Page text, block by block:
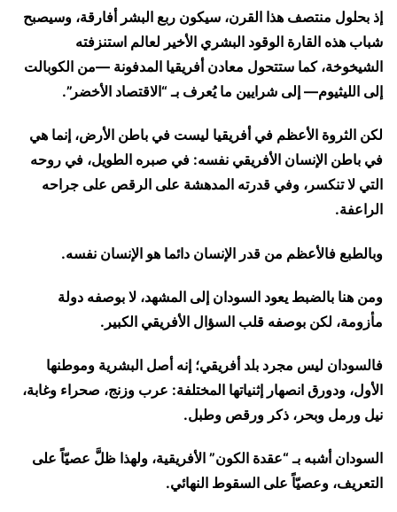
إذ بحلول منتصف هذا القرن، سيكون ربع البشر أفارقة، وسيصبح
شباب هذه القارة الوقود البشري الأخير لعالم استنزفته
الشيخوخة، كما ستتحول معادن أفريقيا المدفونة —من الكوبالت
إلى الليثيوم— إلى شرايين ما يُعرف بـ “الاقتصاد الأخضر”.
لكن الثروة الأعظم في أفريقيا ليست في باطن الأرض، إنما هي
في باطن الإنسان الأفريقي نفسه: في صبره الطويل، في روحه
التي لا تنكسر، وفي قدرته المدهشة على الرقص على جراحه
الراعفة.
وبالطبع فالأعظم من قدر الإنسان دائما هو الإنسان نفسه.
ومن هنا بالضبط يعود السودان إلى المشهد، لا بوصفه دولة
مأزومة، لكن بوصفه قلب السؤال الأفريقي الكبير.
فالسودان ليس مجرد بلد أفريقي؛ إنه أصل البشرية وموطنها
الأول، ودورق انصهار إثنياتها المختلفة: عرب وزنج، صحراء وغابة،
نيل ورمل وبحر، ذكر ورقص وطبل.
السودان أشبه بـ “عقدة الكون” الأفريقية، ولهذا ظلَّ عصيّاً على
التعريف، وعصيّاً على السقوط النهائي.